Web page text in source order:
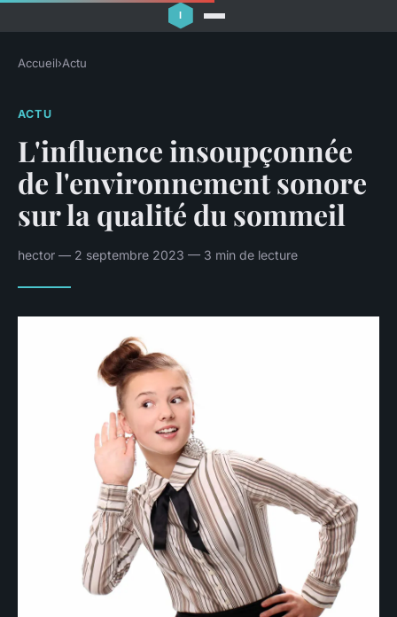
Accueil›Actu
ACTU
L'influence insoupçonnée
de l'environnement sonore
sur la qualité du sommeil
hector — 2 septembre 2023 — 3 min de lecture